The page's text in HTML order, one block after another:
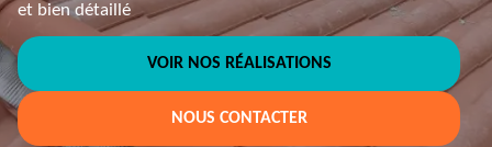
et bien détaillé
VOIR NOS RÉALISATIONS
NOUS CONTACTER